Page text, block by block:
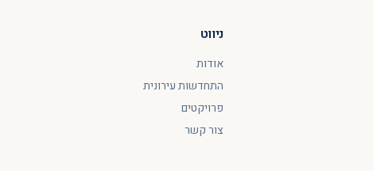
ניווט
אודות
התחדשות עירונית
פרויקטים
צור קשר